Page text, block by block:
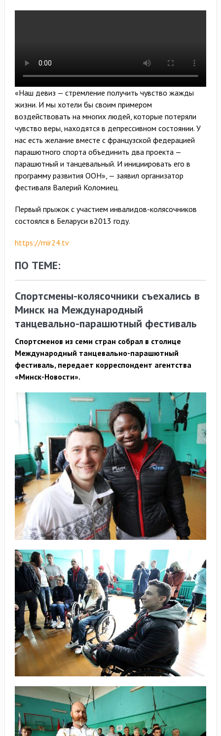
«Наш девиз — стремление получить чувство жажды
жизни. И мы хотели бы своим примером
воздействовать на многих людей, которые потеряли
чувство веры, находятся в депрессивном состоянии. У
нас есть желание вместе с французской федерацией
парашютного спорта объединить два проекта —
парашютный и танцевальный. И инициировать его в
программу развития ООН», — заявил организатор
фестиваля Валерий Коломиец.
Первый прыжок с участием инвалидов-колясочников
состоялся в Беларуси в2013 году.
https://mir24.tv
ПО ТЕМЕ:
Спортсмены-колясочники съехались в
Минск на Международный
танцевально-парашютный фестиваль
Спортсменов из семи стран собрал в столице
Международный танцевально-парашютный
фестиваль, передает корреспондент агентства
«Минск-Новости».